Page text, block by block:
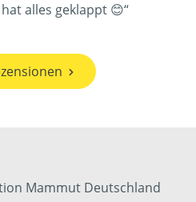
alles geklappt 😊“
Mammut Deutschland